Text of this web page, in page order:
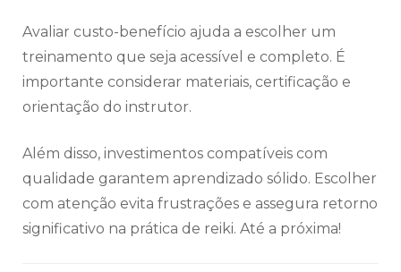
Avaliar custo-benefício ajuda a escolher um
treinamento que seja acessível e completo. É
importante considerar materiais, certificação e
orientação do instrutor.
Além disso, investimentos compatíveis com
qualidade garantem aprendizado sólido. Escolher
com atenção evita frustrações e assegura retorno
significativo na prática de reiki. Até a próxima!